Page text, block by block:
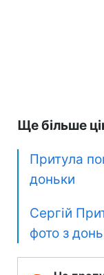
Ще більше
Притула
доньки
Сергій
фото з